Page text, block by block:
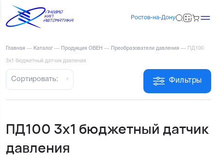
Ростов-на-Дону
Главная — Каталог — Продукция ОВЕН — Преобразователи давления — ПД100
3х1 бюджетный датчик давления
Фильтры
Сортировать:
ПД100 3х1 бюджетный датчик
давления